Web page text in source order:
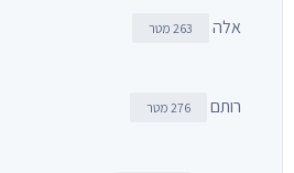
אלה 263 מטר
רותם 276 מטר